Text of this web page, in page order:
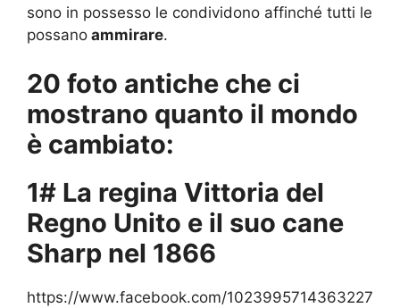
sono in possesso le condividono affinché tutti le
possano ammirare.
20 foto antiche che ci
mostrano quanto il mondo
è cambiato:
1# La regina Vittoria del
Regno Unito e il suo cane
Sharp nel 1866
https://www.facebook.com/1023995714363227